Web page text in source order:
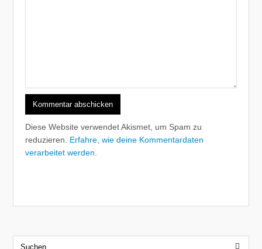
Diese Website verwendet Akismet, um Spam zu
reduzieren. Erfahre, wie deine Kommentardaten
verarbeitet werden.